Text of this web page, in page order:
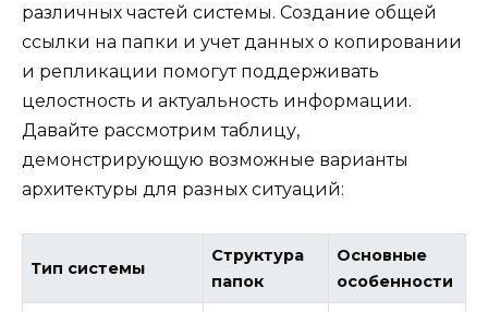
различных частей системы. Создание общей
ссылки на папки и учет данных о копировании
и репликации помогут поддерживать
целостность и актуальность информации.
Давайте рассмотрим таблицу,
демонстрирующую возможные варианты
архитектуры для разных ситуаций:
Тип системы
Структура
папок
Основные
особенности